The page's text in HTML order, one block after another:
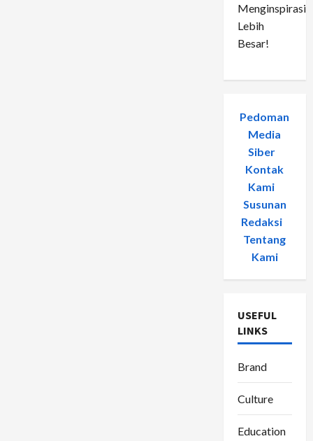
Menginspirasi
Lebih
Besar!
Pedoman
Media
Siber-
Kontak
Kami
Susunan
Redaksi-
Tentang
Kami
USEFUL
LINKS
Brand
Culture
Education